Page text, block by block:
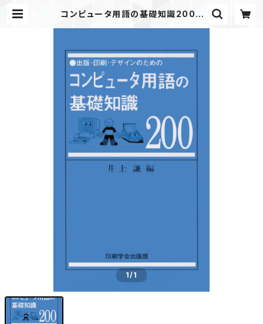
コンピュータ用語の基礎知識200 |
1/1